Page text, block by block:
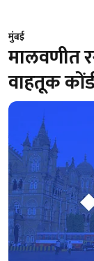
मुंबई
मालवणीत
वाहतूक